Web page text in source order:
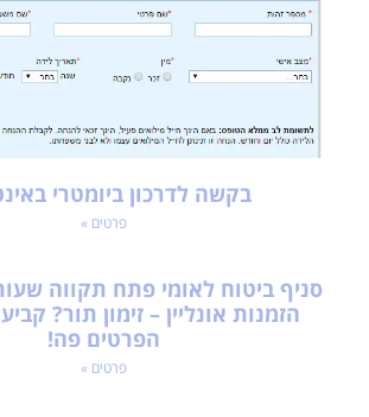
בקשה לדרכון ביומטרי
פרטים »
סניף ביטוח לאומי פתח תקווה
הזמנות אונליין – זימון תור?
הפרטים פה!
פרטים »